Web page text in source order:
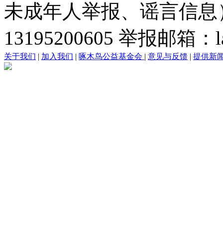
未成年人举报、谣言信
13195200605 举报邮箱
关于我们 | 加入我们 | 啄木鸟公益基金会 | 意见与反馈 | 提供新